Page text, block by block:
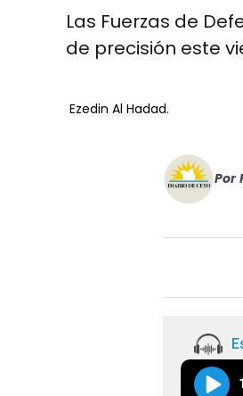
Las Fuerzas de
de precisión este
Ezedin Al Hadad.
Por
1